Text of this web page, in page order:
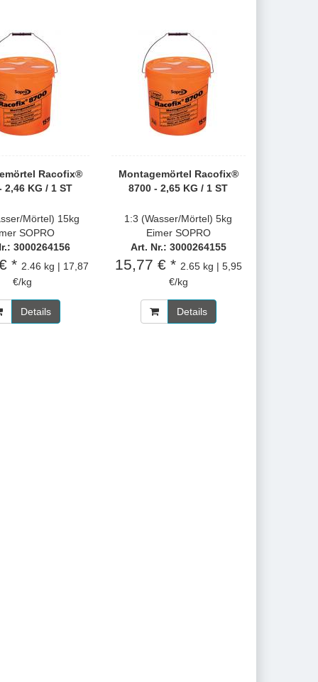
Racofix®
2,46 KG / 1 ST
Mörtel) 15kg
SOPRO
3000264156
* 2.46 kg | 17,87
€/kg
Details
Montagemörtel Racofix®
8700 - 2,65 KG / 1 ST
1:3 (Wasser/Mörtel) 5kg
Eimer SOPRO
Art. Nr.: 3000264155
15,77 € * 2.65 kg | 5,95
€/kg
Details